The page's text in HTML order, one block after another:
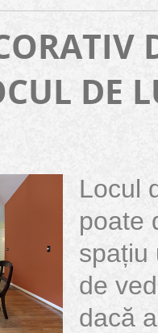
DE
Locul
poate
spațiu
de
dacă